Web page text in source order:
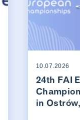
10.07.2026
24th FAI
in